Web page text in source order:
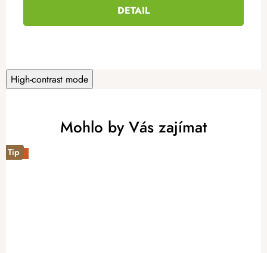
DETAIL
High-contrast mode
Mohlo by Vás zajímat
-20%
Tip